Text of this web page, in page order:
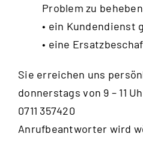
Problem zu beheben
• ein Kundendienst
• eine
Sie erreichen uns
donnerstags von 9 – 11
0711 357420
Anrufbeantworter wird